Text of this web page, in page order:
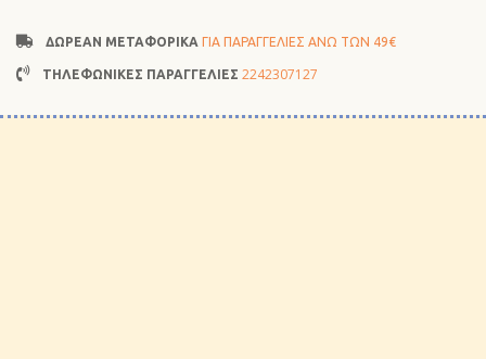
ΔΩΡΕΑΝ ΜΕΤΑΦΟΡΙΚΑ ΓΙΑ ΠΑΡΑΓΓΕΛΙΕΣ ΑΝΩ ΤΩΝ 49€
ΤΗΛΕΦΩΝΙΚΕΣ ΠΑΡΑΓΓΕΛΙΕΣ 2242307127